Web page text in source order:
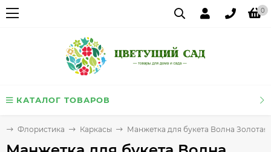
0
КАТАЛОГ ТОВАРОВ
Флористика Каркасы Манжетка для букета Волна Золотая